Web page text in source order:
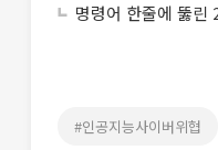
명령어 한줄에 뚫린
#인공지능사이버위협